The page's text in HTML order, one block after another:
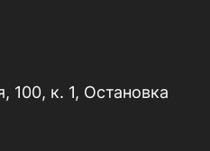
100, к. 1, Остановка